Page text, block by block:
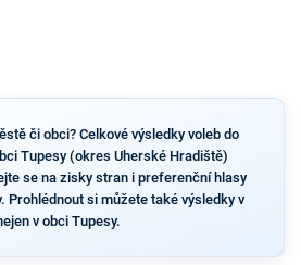
či obci? Celkové výsledky voleb do
Tupesy (okres Uherské Hradiště)
se na zisky stran i preferenční hlasy
Prohlédnout si můžete také výsledky v
v obci Tupesy.